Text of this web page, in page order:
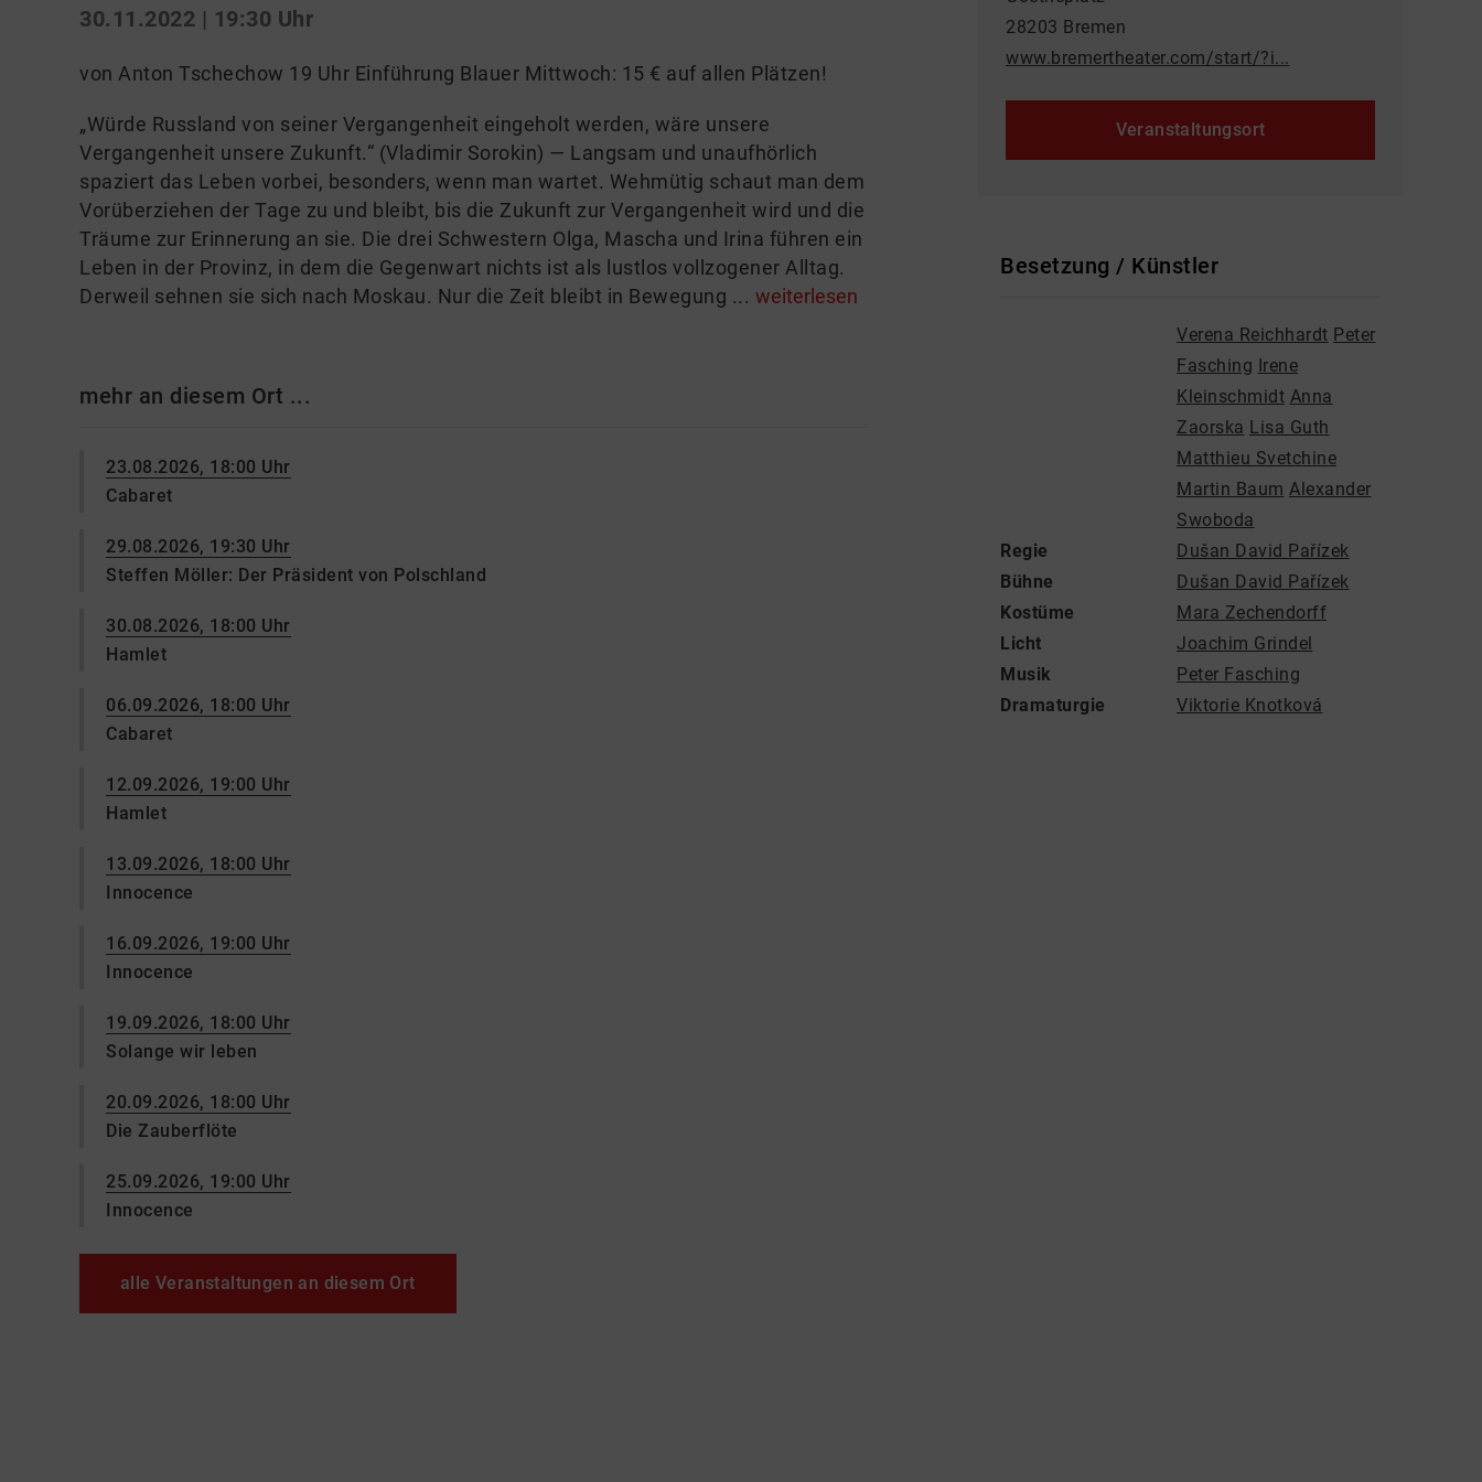
30.11.2022 | 19:30 Uhr
von Anton Tschechow 19 Uhr Einführung Blauer Mittwoch: 15 € auf allen Plätzen!
„Würde Russland von seiner Vergangenheit eingeholt werden, wäre unsere
Vergangenheit unsere Zukunft.“ (Vladimir Sorokin) — Langsam und unaufhörlich
spaziert das Leben vorbei, besonders, wenn man wartet. Wehmütig schaut man dem
Vorüberziehen der Tage zu und bleibt, bis die Zukunft zur Vergangenheit wird und die
Träume zur Erinnerung an sie. Die drei Schwestern Olga, Mascha und Irina führen ein
Leben in der Provinz, in dem die Gegenwart nichts ist als lustlos vollzogener Alltag.
Derweil sehnen sie sich nach Moskau. Nur die Zeit bleibt in Bewegung ... weiterlesen
mehr an diesem Ort ...
23.08.2026, 18:00 Uhr
Cabaret
29.08.2026, 19:30 Uhr
Steffen Möller: Der Präsident von Polschland
30.08.2026, 18:00 Uhr
Hamlet
06.09.2026, 18:00 Uhr
Cabaret
12.09.2026, 19:00 Uhr
Hamlet
13.09.2026, 18:00 Uhr
Innocence
16.09.2026, 19:00 Uhr
Innocence
19.09.2026, 18:00 Uhr
Solange wir leben
20.09.2026, 18:00 Uhr
Die Zauberflöte
25.09.2026, 19:00 Uhr
Innocence
alle Veranstaltungen an diesem Ort
28203 Bremen
www.bremertheater.com/start/?i...
Veranstaltungsort
Besetzung / Künstler
Verena Reichhardt Peter
Fasching Irene
Kleinschmidt Anna
Zaorska Lisa Guth
Matthieu Svetchine
Martin Baum Alexander
Swoboda
Regie
Dušan David Pařízek
Bühne
Dušan David Pařízek
Kostüme
Mara Zechendorff
Licht
Joachim Grindel
Musik
Peter Fasching
Dramaturgie
Viktorie Knotková